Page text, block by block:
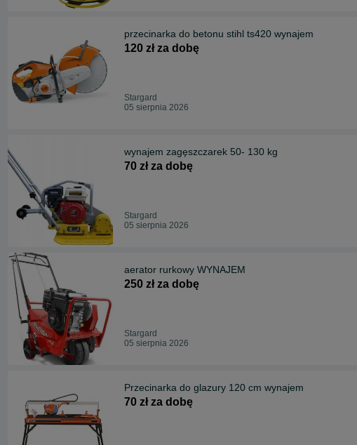
przecinarka do betonu stihl ts420 wynajem
120 zł za dobę
Stargard
05 sierpnia 2026
wynajem zagęszczarek 50- 130 kg
70 zł za dobę
Stargard
05 sierpnia 2026
aerator rurkowy WYNAJEM
250 zł za dobę
Stargard
05 sierpnia 2026
Przecinarka do glazury 120 cm wynajem
70 zł za dobę